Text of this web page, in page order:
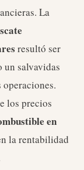
La
resultó ser
salvavidas
los precios
en
la rentabilidad